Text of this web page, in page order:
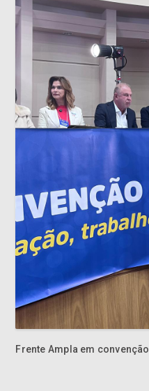
Frente Ampla em convenção